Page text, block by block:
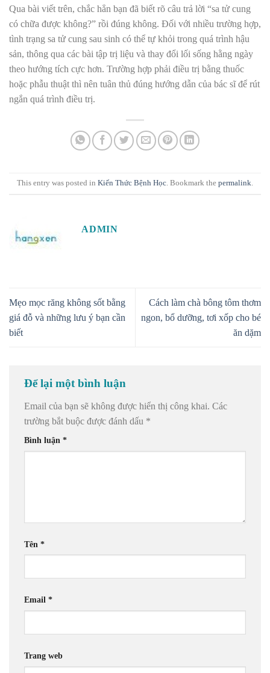
Qua bài viết trên, chắc hẳn bạn đã biết rõ câu trả lời “sa tử cung
có chữa được không?” rồi đúng không. Đối với nhiều trường hợp,
tình trạng sa tử cung sau sinh có thể tự khỏi trong quá trình hậu
sản, thông qua các bài tập trị liệu và thay đổi lối sống hằng ngày
theo hướng tích cực hơn. Trường hợp phải điều trị bằng thuốc
hoặc phẫu thuật thì nên tuân thủ đúng hướng dẫn của bác sĩ để rút
ngắn quá trình điều trị.
This entry was posted in Kiến Thức Bệnh Học. Bookmark the permalink.
ADMIN
Mẹo mọc răng không sốt bằng
giá đỗ và những lưu ý bạn cần
biết
Cách làm chà bông tôm thơm
ngon, bổ dưỡng, tơi xốp cho bé
ăn dặm
Để lại một bình luận
Email của bạn sẽ không được hiển thị công khai. Các
trường bắt buộc được đánh dấu *
Bình luận *
Tên *
Email *
Trang web